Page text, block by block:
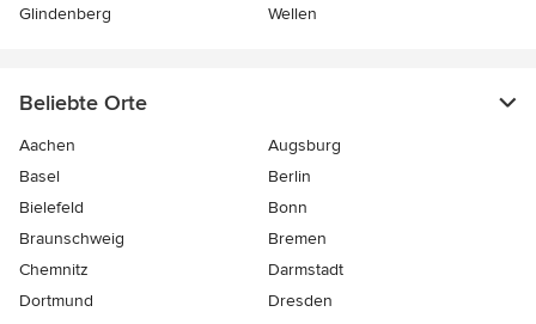
Glindenberg
Wellen
Beliebte Orte
Aachen
Augsburg
Basel
Berlin
Bielefeld
Bonn
Braunschweig
Bremen
Chemnitz
Darmstadt
Dortmund
Dresden